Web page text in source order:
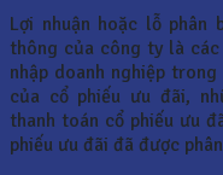
Lợi nhuận hoặc lỗ phân
thông của công ty là
nhập doanh nghiệp
của cổ phiếu ưu đãi,
thanh toán cổ phiếu ưu
phiếu ưu đãi đã được